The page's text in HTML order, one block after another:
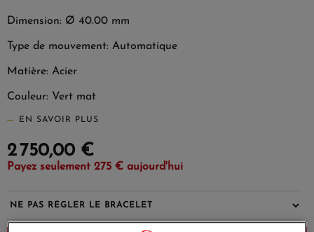
Dimension: Ø 40.00 mm
Type de mouvement: Automatique
Matière: Acier
Couleur: Vert mat
EN SAVOIR PLUS
2 750,00 €
Payez seulement 275 € aujourd'hui